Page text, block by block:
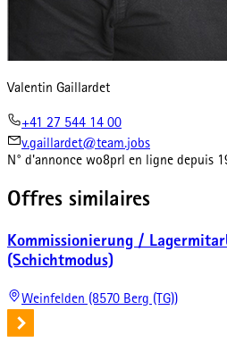
Valentin Gaillardet
+41 27 544 14 00
v.gaillardet@team.jobs
N° d'annonce wo8prl en ligne depuis
Offres similaires
Kommissionierung /
(Schichtmodus)
Weinfelden (8570 Berg (TG))